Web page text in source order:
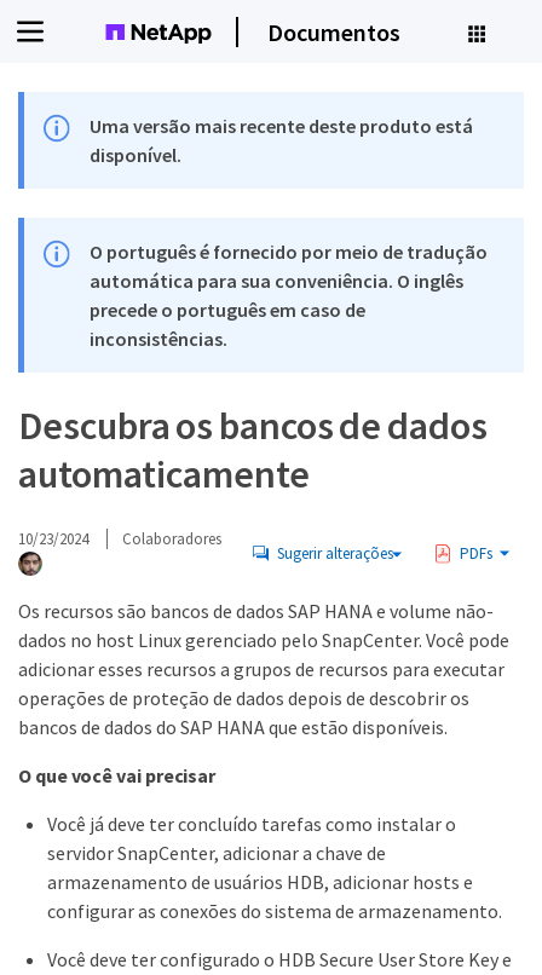
Documentos
Uma versão mais recente deste produto está
disponível.
O português é fornecido por meio de tradução
automática para sua conveniência. O inglês
precede o português em caso de
inconsistências.
Descubra os bancos de dados
automaticamente
10/23/2024 Colaboradores
Sugerir alterações PDFs
Os recursos são bancos de dados SAP HANA e volume não-
dados no host Linux gerenciado pelo SnapCenter. Você pode
adicionar esses recursos a grupos de recursos para executar
operações de proteção de dados depois de descobrir os
bancos de dados do SAP HANA que estão disponíveis.
O que você vai precisar
Você já deve ter concluído tarefas como instalar o
servidor SnapCenter, adicionar a chave de
armazenamento de usuários HDB, adicionar hosts e
configurar as conexões do sistema de armazenamento.
Você deve ter configurado o HDB Secure User Store Key e